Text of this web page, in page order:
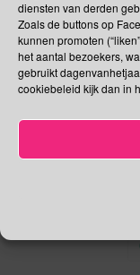
diensten van derden
Zoals de buttons op
kunnen promoten
het aantal bezoekers,
gebruikt
cookiebeleid kijk dan in
F
a
c
e
T
wi
tt
er
Juli Bikini,
Piazza Armerina,
4 juli –